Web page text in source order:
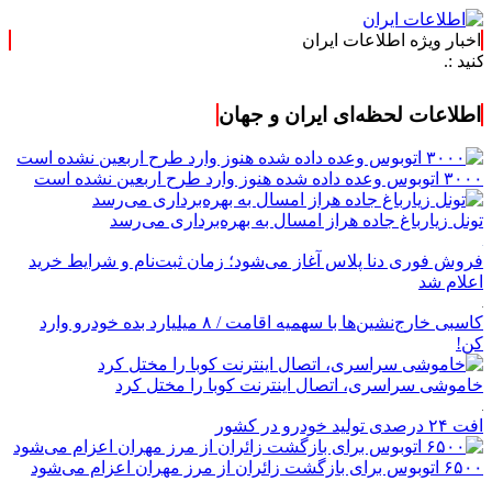
اخبار ویژه اطلاعات ایران
اطلاعات لحظه‌ای ایران و جهان
۳۰۰۰ اتوبوس وعده داده شده هنوز وارد طرح اربعین نشده است
تونل زیارباغ جاده هراز امسال به بهره‌برداری می‌رسد
فروش فوری دنا پلاس آغاز می‌شود؛ زمان ثبت‌نام و شرایط خرید
اعلام شد
کاسبی خارج‌نشین‌ها با سهمیه اقامت / ۸ میلیارد بده خودرو وارد
کن!
خاموشی سراسری، اتصال اینترنت کوبا را مختل کرد
افت ۲۴ درصدی تولید خودرو در کشور
۶۵۰۰ اتوبوس برای بازگشت زائران از مرز مهران اعزام می‌شود